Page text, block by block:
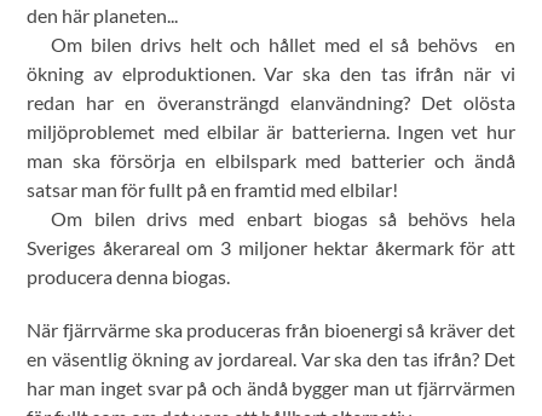
den här planeten...
Om bilen drivs helt och hållet med el så behövs en
ökning av elproduktionen. Var ska den tas ifrån när vi
redan har en överansträngd elanvändning? Det olösta
miljöproblemet med elbilar är batterierna. Ingen vet hur
man ska försörja en elbilspark med batterier och ändå
satsar man för fullt på en framtid med elbilar!
Om bilen drivs med enbart biogas så behövs hela
Sveriges åkerareal om 3 miljoner hektar åkermark för att
producera denna biogas.
När fjärrvärme ska produceras från bioenergi så kräver det
en väsentlig ökning av jordareal. Var ska den tas ifrån? Det
har man inget svar på och ändå bygger man ut fjärrvärmen